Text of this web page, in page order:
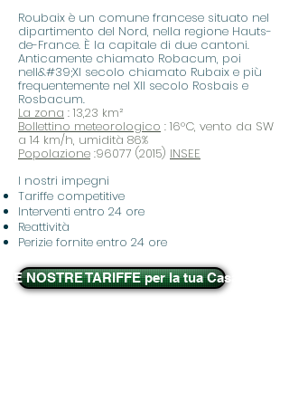
Roubaix è un comune francese situato nel
dipartimento del Nord, nella regione Hauts-
de-France. È la capitale di due cantoni.
Anticamente chiamato Robacum, poi
nell&#39;XI secolo chiamato Rubaix e più
frequentemente nel XII secolo Rosbais e
Rosbacum.
La zona : 13,23 km²
Bollettino meteorologico : 16°C, vento da SW
a 14 km/h, umidità 86%
Popolazione :96077 (2015) INSEE
I nostri impegni
Tariffe competitive
Interventi entro 24 ore
Reattività
Perizie fornite entro 24 ore
LE NOSTRE TARIFFE per la tua Casa